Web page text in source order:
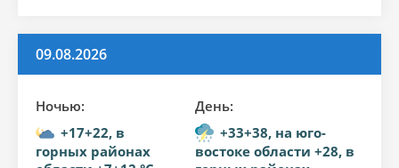
09.08.2026
Ночью:
+17+22, в
горных районах
День:
+33+38, на юго-
востоке области +28, в